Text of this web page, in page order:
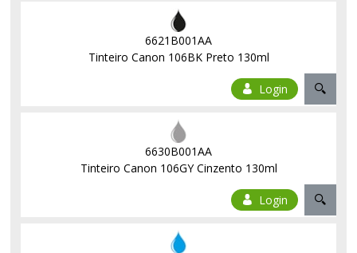
6621B001AA
Tinteiro Canon 106BK Preto 130ml
Login
6630B001AA
Tinteiro Canon 106GY Cinzento 130ml
Login